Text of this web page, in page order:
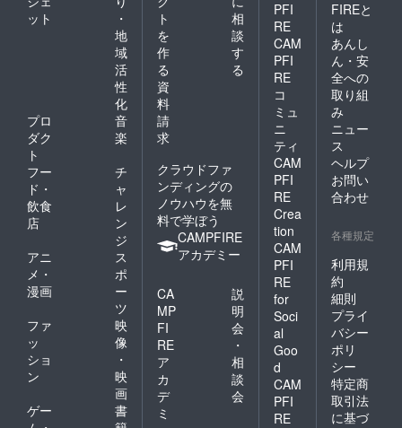
ット
・
地
域
活
性
化
プロ
ダク
ト
音
楽
フー
ド・
飲食
店
チ
ャ
レ
ン
ジ
アニ
メ・
漫画
ス
ポ
ー
ツ
ファ
ッ
ショ
ン
映
像
・
映
画
ゲー
書
ト
を
作
る
相
談
す
る
資
料
請
求
クラウドファ
ンディングの
ノウハウを無
料で学ぼう
CAMPFIRE
アカデミー
CA
MP
FI
RE
ア
カ
デ
ミ
説
明
会
・
相
談
会
PFI
RE
CAM
PFI
RE
コ
ミュ
ニ
ティ
CAM
PFI
RE
Crea
tion
CAM
PFI
RE
for
Soci
al
Goo
d
CAM
PFI
RE
FIREと
は
あんし
ん・安
全への
取り組
み
ニュー
ス
ヘルプ
お問い
合わせ
各種規定
利用規
約
細則
プライ
バシー
ポリ
シー
特定商
取引法
に基づ